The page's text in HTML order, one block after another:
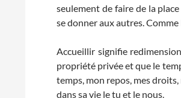
seulement de faire de la
se donner aux autres.
Accueillir signifie
propriété privée et que le
temps, mon repos, mes
dans sa vie le tu et le nous.